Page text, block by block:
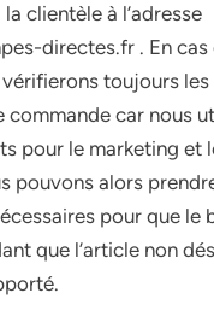
la clientèle à l’adresse
directes.fr . En cas
toujours les
commande car nous
pour le marketing et
pouvons alors
pour que le
que l’article non